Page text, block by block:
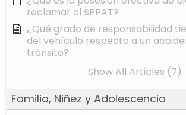
reclamar el SPPAT?
¿Qué grado de responsabilidad
del vehículo respecto a un
tránsito?
Show All Articles (7)
Familia, Niñez y Adolescencia